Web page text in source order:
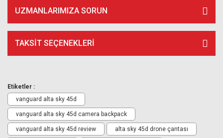
UZMANLARIMIZA SORUN
TAKSIT SEÇENEKLERI
Etiketler :
vanguard alta sky 45d
vanguard alta sky 45d camera backpack
vanguard alta sky 45d review alta sky 45d drone çantası